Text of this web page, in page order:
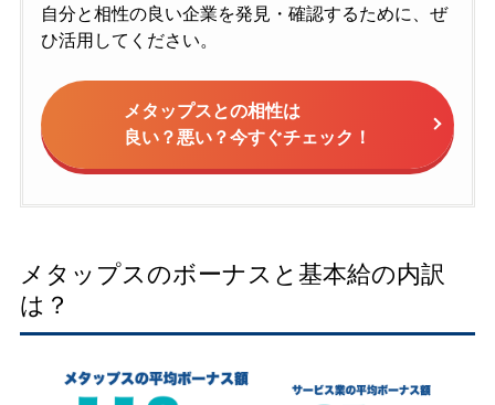
自分と相性の良い企業を発見・確認するために、ぜ
ひ活用してください。
メタップスとの相性は
良い？悪い？今すぐチェック！
メタップスのボーナスと基本給の内訳
は？